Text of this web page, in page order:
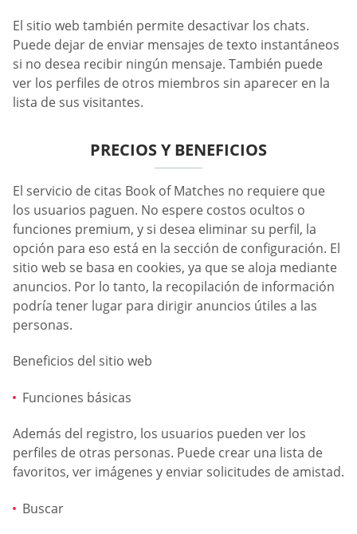
El sitio web también permite desactivar los chats.
Puede dejar de enviar mensajes de texto instantáneos
si no desea recibir ningún mensaje. También puede
ver los perfiles de otros miembros sin aparecer en la
lista de sus visitantes.
PRECIOS Y BENEFICIOS
El servicio de citas Book of Matches no requiere que
los usuarios paguen. No espere costos ocultos o
funciones premium, y si desea eliminar su perfil, la
opción para eso está en la sección de configuración. El
sitio web se basa en cookies, ya que se aloja mediante
anuncios. Por lo tanto, la recopilación de información
podría tener lugar para dirigir anuncios útiles a las
personas.
Beneficios del sitio web
Funciones básicas
Además del registro, los usuarios pueden ver los
perfiles de otras personas. Puede crear una lista de
favoritos, ver imágenes y enviar solicitudes de amistad.
Buscar